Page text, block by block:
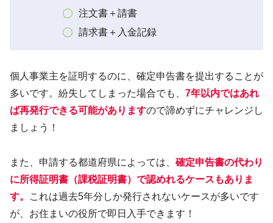
注文書＋請書
請求書＋入金記録
個人事業主を証明するのに、確定申告書を提出することが
多いです。紛失してしまった場合でも、 7年以内ではあれ
ば再発行できる可能がありますので諦めずにチャレンジし
ましょう！
また、申請する都道府県によっては、 確定申告書の代わり
に所得証明書（課税証明書）で認めれるケースもありま
す。
これは過去5年分しか発行されないケースが多いです
が、お住まいの役所で即日入手できます！